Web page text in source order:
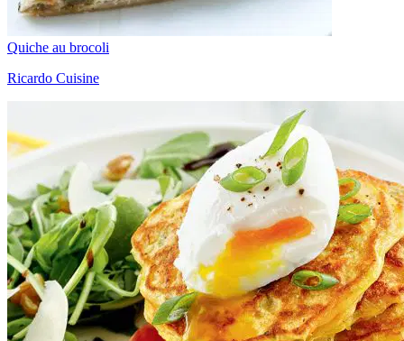
Quiche au brocoli
Ricardo Cuisine